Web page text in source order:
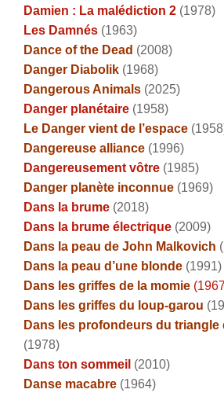
Damien : La malédiction 2 (1978)
Les Damnés (1963)
Dance of the Dead (2008)
Danger Diabolik (1968)
Dangerous Animals (2025)
Danger planétaire (1958)
Le Danger vient de l’espace
Dangereuse alliance (1996)
Dangereusement vôtre (1985)
Danger planète inconnue (1969)
Dans la brume (2018)
Dans la brume électrique (2009)
Dans la peau de John Malkovich
Dans la peau d’une blonde (1991)
Dans les griffes de la momie
Dans les griffes du loup-garou
Dans les profondeurs du triangle
(1978)
Dans ton sommeil (2010)
Danse macabre (1964)